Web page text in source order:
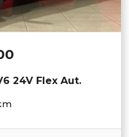
24V Flex Aut.